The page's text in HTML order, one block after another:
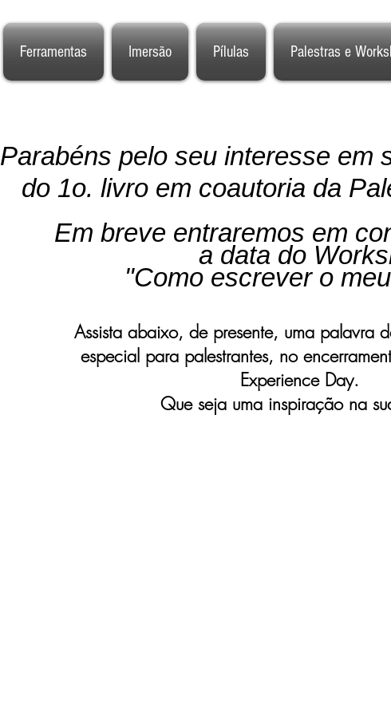
Ferramentas Imersão Pílulas Palestras e
Parabéns pelo seu interesse em
do 1o. livro em coautoriada
Em breve entraremos em
a data do
"Como escrever o
Assista abaixo, de presente, uma palavra
especial para palestrantes, no
Experience Day.
Que seja uma inspiração na